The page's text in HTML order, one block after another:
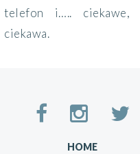
telefon i….. ciekawe,
ciekawa.
HOME